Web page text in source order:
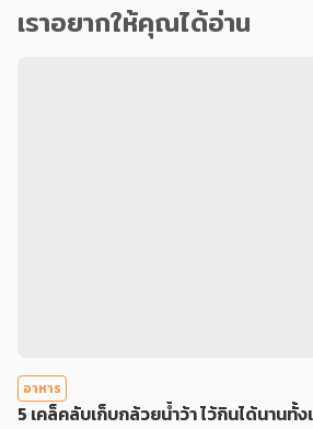
เราอยากให้คุณได้อ่าน
อาหาร
5 เคล็คลับเก็บกล้วยน้ำว้า ไว้กินได้นานทั้